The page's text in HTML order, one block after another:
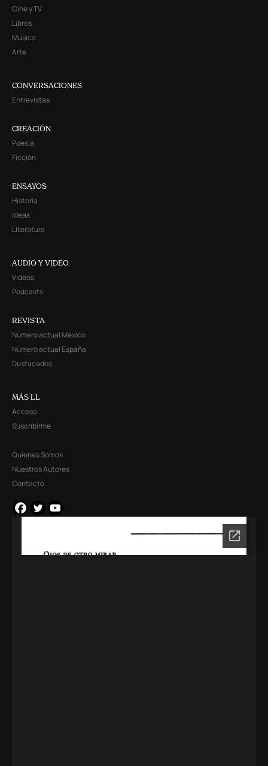
Cine y TV
Libros
Música
Arte
CONVERSACIONES
Entrevistas
CREACIÓN
Poesía
Ficción
ENSAYOS
Historia
Ideas
Literatura
AUDIO Y VIDEO
Videos
Podcasts
REVISTA
Número actual México
Número actual España
Destacados
MÁS LL
Acceso
Suscribirme
Quienes Somos
Nuestros Autores
Contacto